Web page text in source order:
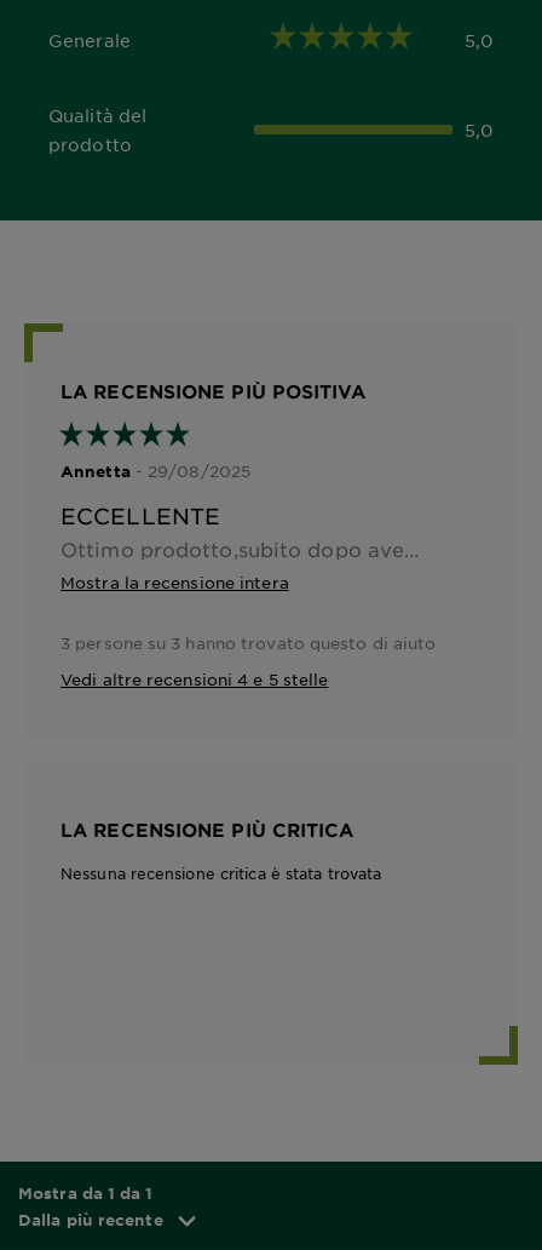
Generale
5,0 out of 5 stars 5,0
Qualità del
prodotto
5,0 out of 5 stars 5,0
LA RECENSIONE PIÙ POSITIVA
Annetta - 29/08/2025
ECCELLENTE
Mostra la recensione intera
3 persone su 3 hanno trovato questo di aiuto
Vedi altre recensioni 4 e 5 stelle
LA RECENSIONE PIÙ CRITICA
Nessuna recensione critica è stata trovata
Mostra da 1 da 1
Dalla più recente